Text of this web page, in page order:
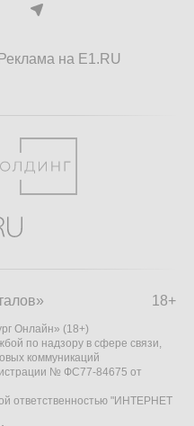
Реклама на E1.RU
18+
Онлайн» (18+)
по надзору в сфере связи,
коммуникаций
№ ФС77-84675 от
ответственностью "ИНТЕРНЕТ